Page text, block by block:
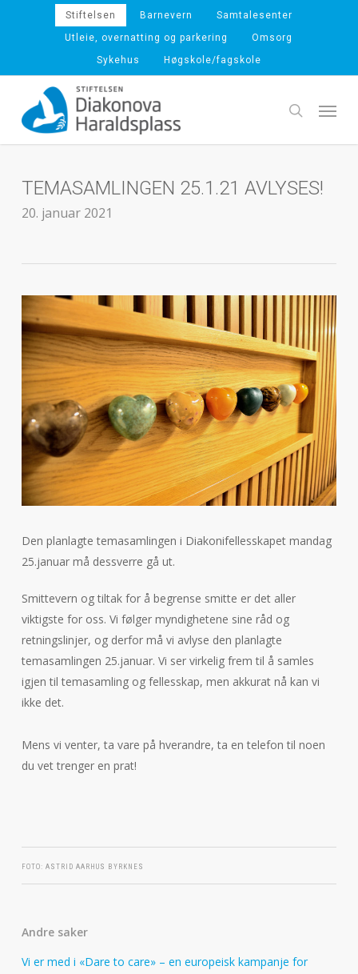
content
Stiftelsen Barnevern
Samtalesenter
Utleie, overnatting og parkering
Omsorg
Sykehus
Høgskole/fagskole
search
Menu
TEMASAMLINGEN 25.1.21 AVLYSES!
20. januar 2021
Den planlagte temasamlingen i Diakonifellesskapet mandag
25.januar må dessverre gå ut.
Smittevern og tiltak for å begrense smitte er det aller
viktigste for oss. Vi følger myndighetene sine råd og
retningslinjer, og derfor må vi avlyse den planlagte
temasamlingen 25.januar. Vi ser virkelig frem til å samles
igjen til temasamling og fellesskap, men akkurat nå kan vi
ikke det.
Mens vi venter, ta vare på hverandre, ta en telefon til noen
du vet trenger en prat!
FOTO: ASTRID AARHUS BYRKNES
Andre saker
Vi er med i «Dare to care» – en europeisk kampanje for